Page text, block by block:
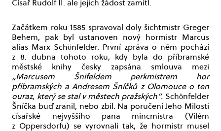
Císař Rudolf II. ale jejich žádost zamítl.
Začátkem roku 1585 spravoval doly šichtmistr Greger
Behem, pak byl ustanoven nový hormistr Marcus
alias Marx Schönfelder. První zpráva o něm pochází
z 8. dubna tohoto roku, kdy byla do příbramské
městské knihy česky zapsána smlouva mezi
„Marcusem Šnifeldem perkmistrem hor
příbramských a Andresem Šníčků z Olomouce o ten
ouraz, který se stal v městech pražských“. Schönfelder
Šníčka buď zranil, nebo zbil. Na poručení Jeho Milosti
císařské nejvyššího pana mincmistra (Vilém
z Oppersdorfu) se vyrovnali tak, že hormistr musel